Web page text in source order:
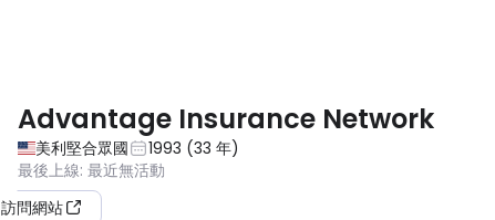
Advantage Insurance Network
美利堅合眾國 1993 (33 年)
最後上線: 最近無活動
訪問網站